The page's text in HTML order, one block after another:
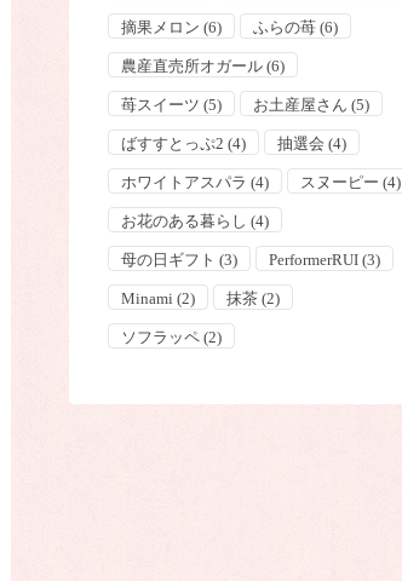
摘果メロン (6) ふらの苺 (6)
農産直売所オガール (6)
苺スイーツ (5) お土産屋さん (5)
ばすすとっぷ2 (4) 抽選会 (4)
ホワイトアスパラ (4) スヌーピー (4)
お花のある暮らし (4)
母の日ギフト (3) PerformerRUI (3)
Minami (2) 抹茶 (2)
ソフラッペ (2)